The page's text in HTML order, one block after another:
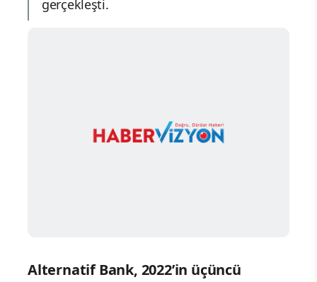
gerçekleşti.
Alternatif Bank, 2022’in üçüncü